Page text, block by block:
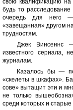
будь то
очередь для него
«завещанная» другом
трудностям.
Джек Винсеннс —
известного сериала,
журналам.
Казалось бы —
«скелеты в шкафах».
сове» вытащит эти и
не только
среди которых и